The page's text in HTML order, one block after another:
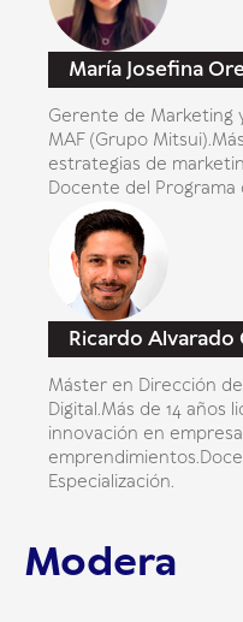
María Josefina
Gerente de Marketing
MAF (Grupo
estrategias de
Docente del Programa
Ricardo Alvarado
Máster en Dirección
Digital.Más de 14 años
innovación en
Especialización.
Modera